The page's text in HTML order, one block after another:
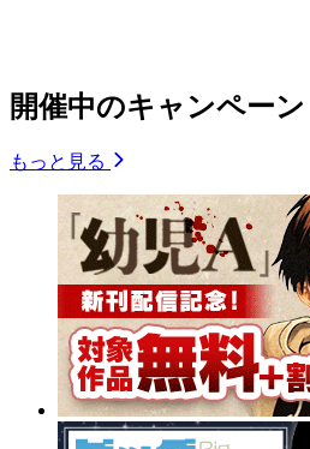
開催中のキャンペーン
もっと見る